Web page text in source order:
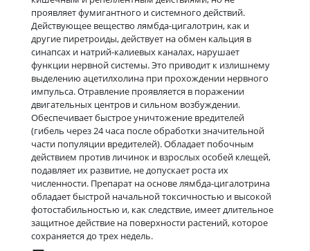
проявляет фумигантного и системного действий.
Действующее вещество лямбда-цигалотрин, как и
другие пиретроиды, действует на обмен кальция в
синапсах и натрий-калиевых каналах, нарушает
функции нервной системы. Это приводит к излишнему
выделению ацетилхолина при прохождении нервного
импульса. Отравление проявляется в поражении
двигательных центров и сильном возбуждении.
Обеспечивает быстрое уничтожение вредителей
(гибель через 24 часа после обработки значительной
части популяции вредителей). Обладает побочным
действием против личинок и взрослых особей клещей,
подавляет их развитие, не допускает роста их
численности. Препарат на основе лямбда-цигалотрина
обладает быстрой начальной токсичностью и высокой
фотостабильностью и, как следствие, имеет длительное
защитное действие на поверхности растений, которое
сохраняется до трех недель.